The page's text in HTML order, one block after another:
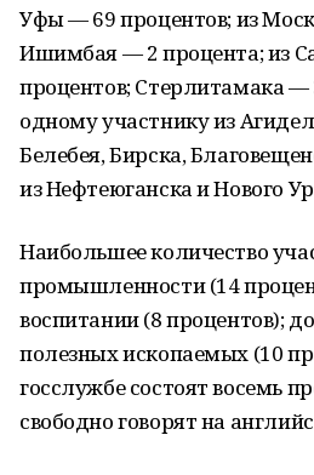
Уфы — 69 процентов; из
Ишимбая — 2 процента; из
процентов; Стерлитамака —
одному участнику из
Белебея, Бирска,
из Нефтеюганска и Нового
Наибольшее количество
промышленности (14
воспитании (8 процентов);
полезных ископаемых (10
госслужбе состоят восемь
свободно говорят на